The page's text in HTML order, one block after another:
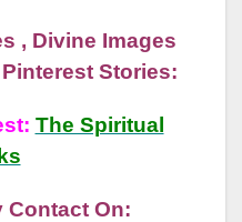
, Divine Images
Stories:
The Spiritual
Contact On: